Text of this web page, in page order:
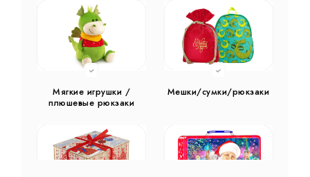
Мягкие игрушки /
плюшевые рюкзаки
Мешки/сумки/рюкзаки